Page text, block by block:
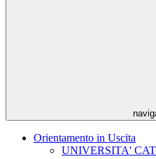
Orientamento in Uscita
UNIVERSITA'